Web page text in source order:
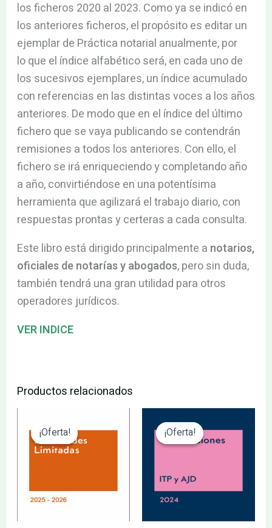
los ficheros 2020 al 2023. Como ya se indicó en
los anteriores ficheros, el propósito es editar un
ejemplar de Práctica notarial anualmente, por
lo que el índice alfabético será, en cada uno de
los sucesivos ejemplares, un índice acumulado
con referencias en las distintas voces a los años
anteriores. De modo que en el índice del último
fichero que se vaya publicando se contendrán
remisiones a todos los anteriores. Con ello, el
fichero se irá enriqueciendo y completando año
a año, convirtiéndose en una potentísima
herramienta que agilizará el trabajo diario, con
respuestas prontas y certeras a cada consulta.
Este libro está dirigido principalmente a notarios,
oficiales de notarías y abogados, pero sin duda,
también tendrá una gran utilidad para otros
operadores jurídicos.
VER INDICE
Productos relacionados
¡Oferta!
¡Oferta!
precio
original
era:
actual
¡Oferta!
¡Oferta!
precio
original
era:
precio
actual